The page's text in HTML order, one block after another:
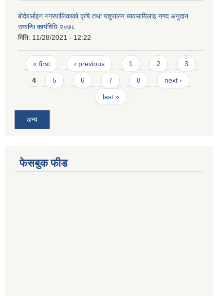
बाेदेबर्साइन नगरपालिकाकाे कृषि तथा पशुपालन ब्यवसायिलाइ नगद अनुदान
सम्बन्धि कार्यविधि २०७८
मिति: 11/28/2021 - 12:22
Pages
« first ‹ previous 1 2 3
4 5 6 7 8 next ›
last »
अन्य
फेसबुक फीड